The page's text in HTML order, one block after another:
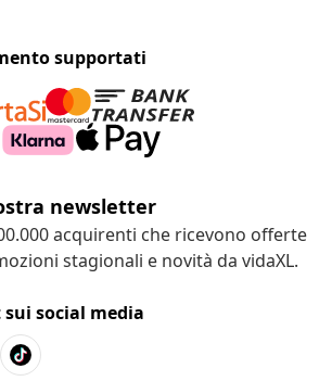
supportati
newsletter
acquirenti che ricevono offerte
stagionali e novità da vidaXL.
social media